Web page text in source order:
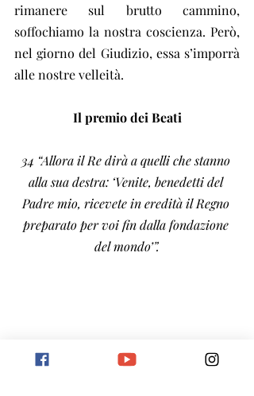
rimanere sul brutto cammino,
soffochiamo la nostra coscienza. Però,
nel giorno del Giudizio, essa s’imporrà
alle nostre velleità.
Il premio dei Beati
34 “Allora il Re dirà a quelli che stanno
alla sua destra: ‘Venite, benedetti del
Padre mio, ricevete in eredità il Regno
preparato per voi fin dalla fondazione
del mondo’”.